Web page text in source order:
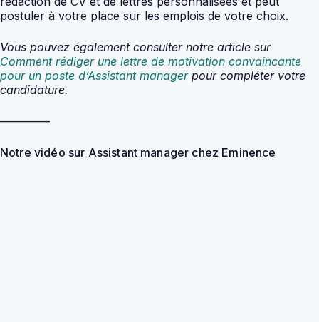
postuler à votre place sur les emplois de votre choix.
Vous pouvez également consulter notre article sur
Comment rédiger une lettre de motivation convaincante
pour un poste d’Assistant managerpour compléter votre
candidature.
————-
Notre vidéo sur Assistant manager chez Eminence